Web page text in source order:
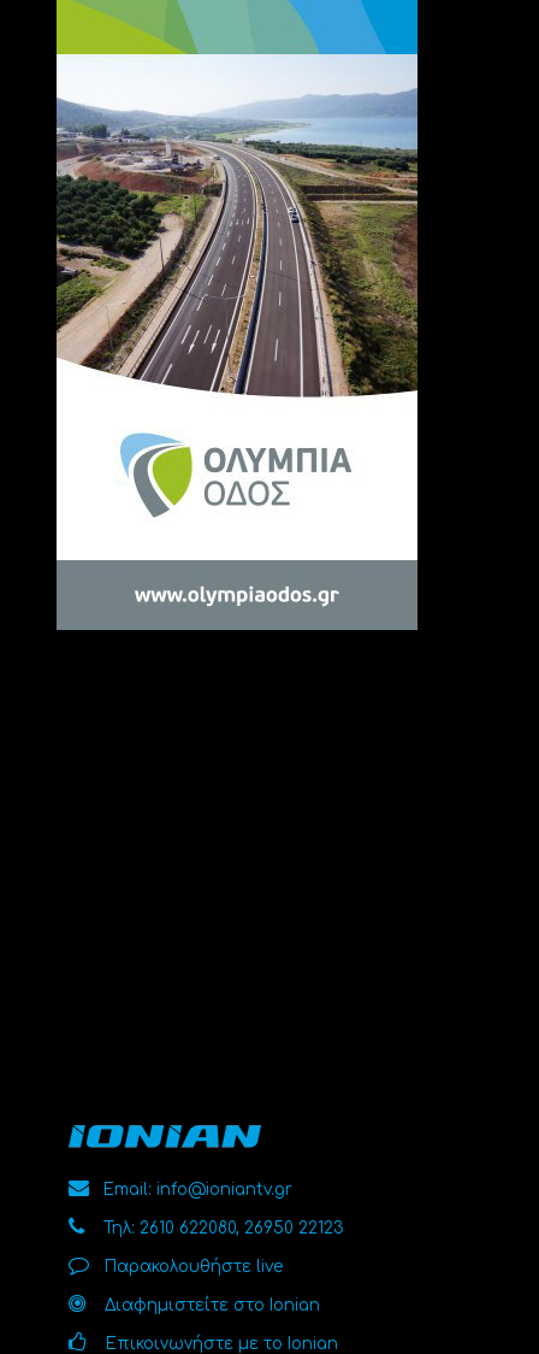
Email: info@ioniantv.gr
Τηλ: 2610 622080, 26950 22123
Παρακολουθήστε live
Διαφημιστείτε στο Ionian
Επικοινωνήστε με το Ionian